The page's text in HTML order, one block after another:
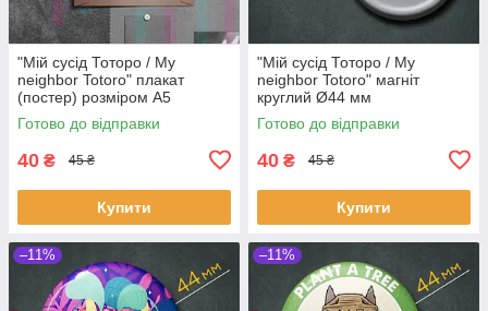
"Мій сусід Тоторо / My
neighbor Totoro" плакат
(постер) розміром А5
(14х20см)
Готово до відправки
40 ₴ 45 ₴
Купити
"Мій сусід Тоторо / My
neighbor Totoro" магніт
круглий Ø44 мм
Готово до відправки
40 ₴ 45 ₴
Купити
–11% –11%